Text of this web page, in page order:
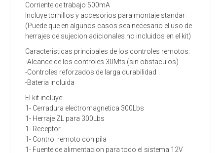
Corriente de trabajo 500mA
Incluye tornillos y accesorios para montaje standar
(Puede que en algunos casos sea necesario el uso de
herrajes de sujecion adicionales no incluidos en el kit)
Caracteristicas principales de los controles remotos:
-Alcance de los controles 30Mts (sin obstaculos)
-Controles reforzados de larga durabilidad
-Bateria incluida
El kit incluye:
1- Cerradura electromagnetica 300Lbs
1- Herraje ZL para 300Lbs
1- Receptor
1- Control remoto con pila
1- Fuente de alimentacion para todo el sistema 12V